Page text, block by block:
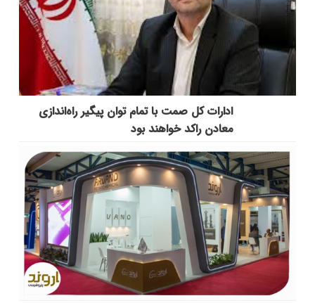
ادارات کل صمت با تمام توان پیگیر راه‌اندازی
معادن راکد خواهند بود